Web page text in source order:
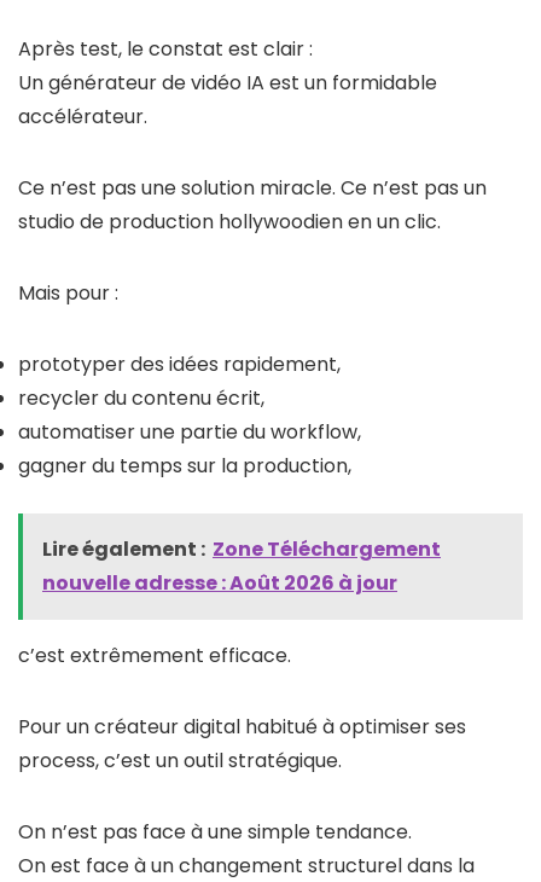
Après test, le constat est clair :
Un générateur de vidéo IA est un formidable
accélérateur.
Ce n’est pas une solution miracle. Ce n’est pas un
studio de production hollywoodien en un clic.
Mais pour :
prototyper des idées rapidement,
recycler du contenu écrit,
automatiser une partie du workflow,
gagner du temps sur la production,
Lire également : Zone Téléchargement
nouvelle adresse : Août 2026 à jour
c’est extrêmement efficace.
Pour un créateur digital habitué à optimiser ses
process, c’est un outil stratégique.
On n’est pas face à une simple tendance.
On est face à un changement structurel dans la